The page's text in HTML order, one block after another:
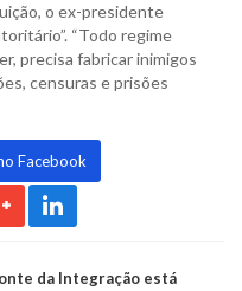
o ex-presidente
“Todo regime
precisa fabricar inimigos
censuras e prisões
Facebook
da Integração está